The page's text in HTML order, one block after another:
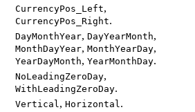
CurrencyPos_Left,
CurrencyPos_Right.
DayMonthYear, DayYearMonth,
MonthDayYear, MonthYearDay,
YearDayMonth, YearMonthDay.
NoLeadingZeroDay,
WithLeadingZeroDay.
Vertical, Horizontal.